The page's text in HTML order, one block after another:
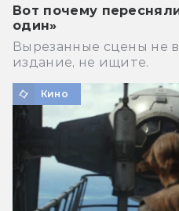
Вот почему
один»
Вырезанные сцены не
издание, не ищите.
Кино